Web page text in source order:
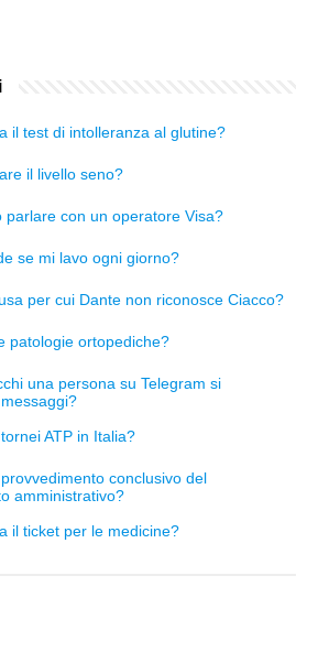
il test di intolleranza al glutine?
il livello seno?
parlare con un operatore Visa?
se mi lavo ogni giorno?
per cui Dante non riconosce Ciacco?
patologie ortopediche?
una persona su Telegram si
ATP in Italia?
conclusivo del
amministrativo?
il ticket per le medicine?